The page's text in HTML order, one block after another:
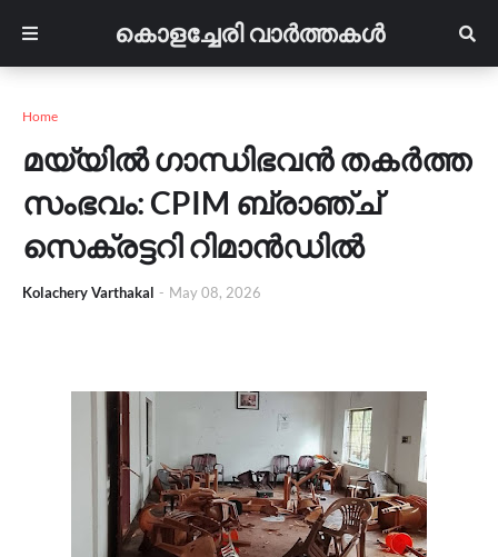
കൊളച്ചേരി വാർത്തകൾ
Home
മയ്യിൽ ഗാന്ധിഭവൻ തകർത്ത
സംഭവം: CPIM ബ്രാഞ്ച്
സെക്രട്ടറി റിമാൻഡിൽ
Kolachery Varthakal - May 08, 2026